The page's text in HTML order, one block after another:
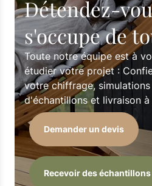
Détendez-
s'occupe de
Toute notre équipe est à
étudier votre projet :
votre chiffrage, simulations
d'échantillons et livraison
Demander un devis
Recevoir des échantillons